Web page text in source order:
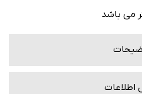
اطلاعات
می باشد